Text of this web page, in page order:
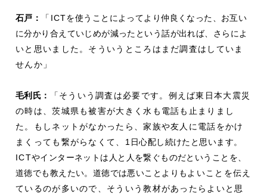
石戸： 「ICTを使うことによってより仲良くなった、お互い
に分かり合えていじめが減ったという話が出れば、さらによ
いと思いました。そういうところはまだ調査はしていま
せんか」
毛利 氏：
「そういう調査は必要です。例えば東日本大震災
の時は、茨城県も被害が大きく水も電話も止まりまし
た。もしネットがなかったら、家族や友人に電話をかけ
まくっても繋がらなくて、1日心配し続けたと思います。
ICTやインターネットは人と人を繋ぐものだということを、
道徳でも教えたい。道徳では悪いことよりもよいことを伝え
ているのが多いので、そういう教材があったらよいと思